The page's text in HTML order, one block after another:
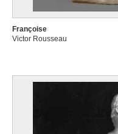
Françoise
Victor Rousseau